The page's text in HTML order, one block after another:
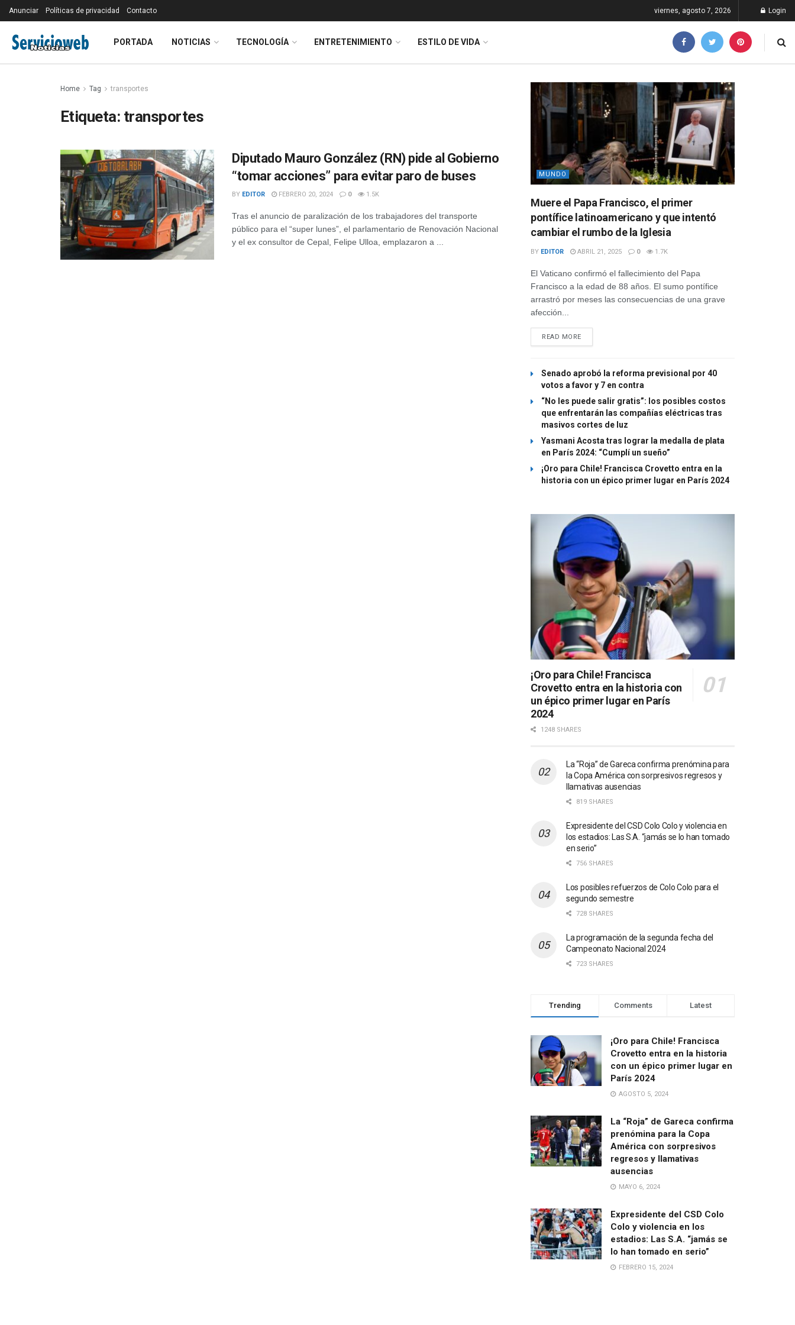
Anunciar Políticas de privacidad Contacto viernes, agosto 7, 2026 Login
PORTADA NOTICIAS TECNOLOGÍA ENTRETENIMIENTO ESTILO DE VIDA
Home Tag transportes
Etiqueta: transportes
Diputado Mauro González (RN) pide al Gobierno
“tomar acciones” para evitar paro de buses
BY EDITOR FEBRERO 20, 2024 0 1.5K
Tras el anuncio de paralización de los trabajadores del transporte
público para el “super lunes”, el parlamentario de Renovación Nacional
y el ex consultor de Cepal, Felipe Ulloa, emplazaron a ...
MUNDO
Muere el Papa Francisco, el primer
pontífice latinoamericano y que intentó
cambiar el rumbo de la Iglesia
BY EDITOR ABRIL 21, 2025 0 1.7K
El Vaticano confirmó el fallecimiento del Papa
Francisco a la edad de 88 años. El sumo pontífice
arrastró por meses las consecuencias de una grave
afección...
READ MORE
Senado aprobó la reforma previsional por 40
votos a favor y 7 en contra
“No les puede salir gratis”: los posibles costos
que enfrentarán las compañías eléctricas tras
masivos cortes de luz
Yasmani Acosta tras lograr la medalla de plata
en París 2024: “Cumplí un sueño”
¡Oro para Chile! Francisca Crovetto entra en la
historia con un épico primer lugar en París 2024
¡Oro para Chile! Francisca
Crovetto entra en la historia con
un épico primer lugar en París
2024
1248 SHARES
La “Roja” de Gareca confirma prenómina para
la Copa América con sorpresivos regresos y
llamativas ausencias
819 SHARES
Expresidente del CSD Colo Colo y violencia en
los estadios: Las S.A. “jamás se lo han tomado
en serio”
756 SHARES
Los posibles refuerzos de Colo Colo para el
segundo semestre
728 SHARES
La programación de la segunda fecha del
Campeonato Nacional 2024
723 SHARES
Trending Comments Latest
¡Oro para Chile! Francisca
Crovetto entra en la historia
con un épico primer lugar en
París 2024
AGOSTO 5, 2024
La “Roja” de Gareca confirma
prenómina para la Copa
América con sorpresivos
regresos y llamativas
ausencias
MAYO 6, 2024
Expresidente del CSD Colo
Colo y violencia en los
estadios: Las S.A. “jamás se
lo han tomado en serio”
FEBRERO 15, 2024